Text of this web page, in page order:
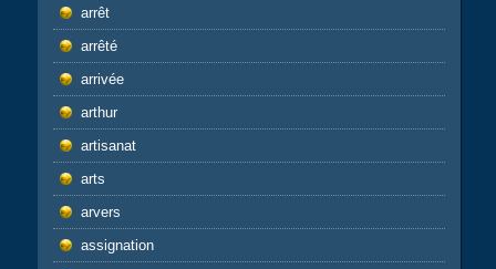
arrêt
arrêté
arrivée
arthur
artisanat
arts
arvers
assignation